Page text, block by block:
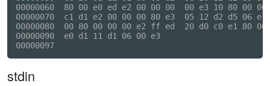
00000060  80 00 e0 ed e2 00 00 00  00 e3 10 80
00000070  c1 d1 e2 00 00 00 80 e3  05 12 d2 d5
00000080  00 80 00 00 00 e2 ff ed  20 d0 c0 e1
00000090  e0 d1 11 d1 06 00 e3
stdin